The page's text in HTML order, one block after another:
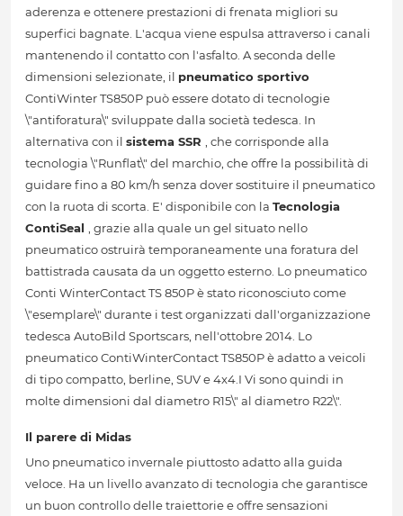
aderenza e ottenere prestazioni di frenata migliori su
superfici bagnate. L'acqua viene espulsa attraverso i canali
mantenendo il contatto con l'asfalto. A seconda delle
dimensioni selezionate, il pneumatico sportivo
ContiWinter TS850P può essere dotato di tecnologie
\"antiforatura\" sviluppate dalla società tedesca. In
alternativa con il sistema SSR , che corrisponde alla
tecnologia \"Runflat\" del marchio, che offre la possibilità di
guidare fino a 80 km/h senza dover sostituire il pneumatico
con la ruota di scorta. E' disponibile con la Tecnologia
ContiSeal , grazie alla quale un gel situato nello
pneumatico ostruirà temporaneamente una foratura del
battistrada causata da un oggetto esterno. Lo pneumatico
Conti WinterContact TS 850P è stato riconosciuto come
\"esemplare\" durante i test organizzati dall'organizzazione
tedesca AutoBild Sportscars, nell'ottobre 2014. Lo
pneumatico ContiWinterContact TS850P è adatto a veicoli
di tipo compatto, berline, SUV e 4x4.I Vi sono quindi in
molte dimensioni dal diametro R15\" al diametro R22\".
Il parere di Midas
Uno pneumatico invernale piuttosto adatto alla guida
veloce. Ha un livello avanzato di tecnologia che garantisce
un buon controllo delle traiettorie e offre sensazioni